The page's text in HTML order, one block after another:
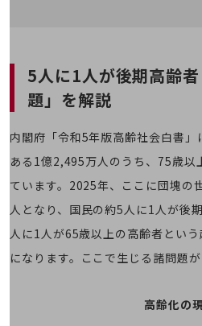
セキュリティ対策
遠隔監視
人材不足解消
業種・業態で探すTOP
自治体
5人に1人が後期高齢
題」を解説
内閣府「令和5年版高齢社会白書」
ある1億2,495万人のうち、75歳以
ています。2025年、ここに団塊の
人となり、国民の約5人に1人が後
人に1人が65歳以上の高齢者とい
になります。ここで生じる諸問題
高齢化の